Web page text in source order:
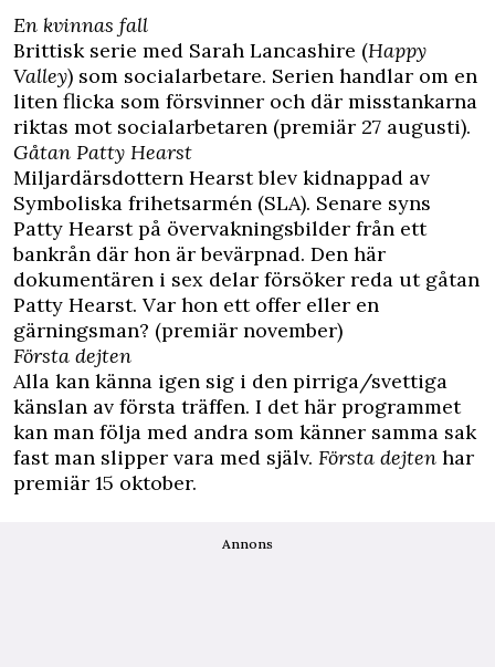
En kvinnas fall
Brittisk serie med Sarah Lancashire (Happy
Valley) som socialarbetare. Serien handlar om en
liten flicka som försvinner och där misstankarna
riktas mot socialarbetaren (premiär 27 augusti).
Gåtan Patty Hearst
Miljardärsdottern Hearst blev kidnappad av
Symboliska frihetsarmén (SLA). Senare syns
Patty Hearst på övervakningsbilder från ett
bankrån där hon är bevärpnad. Den här
dokumentären i sex delar försöker reda ut gåtan
Patty Hearst. Var hon ett offer eller en
gärningsman? (premiär november)
Första dejten
Alla kan känna igen sig i den pirriga/svettiga
känslan av första träffen. I det här programmet
kan man följa med andra som känner samma sak
fast man slipper vara med själv. Första dejten har
premiär 15 oktober.
Annons